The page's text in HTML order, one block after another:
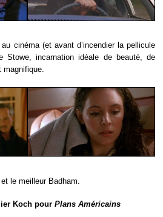
cinéma (et avant d’incendier la pellicule
Stowe, incarnation idéale de beauté, de
magnifique.
le meilleur Badham.
Koch pour Plans Américains